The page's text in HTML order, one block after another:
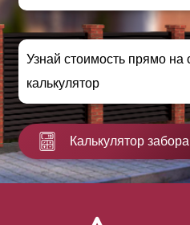
Узнай стоимость прямо на
калькулятор
Калькулятор забора